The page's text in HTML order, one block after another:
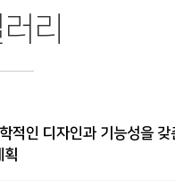
리
적인 디자인과 기능성을 갖
획